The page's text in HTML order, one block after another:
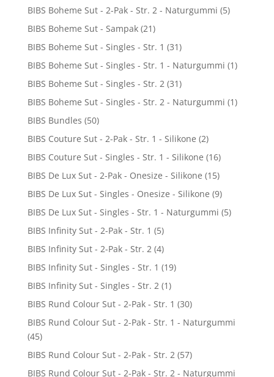
BIBS Boheme Sut - 2-Pak - Str. 2 - Naturgummi (5)
BIBS Boheme Sut - Sampak (21)
BIBS Boheme Sut - Singles - Str. 1 (31)
BIBS Boheme Sut - Singles - Str. 1 - Naturgummi (1)
BIBS Boheme Sut - Singles - Str. 2 (31)
BIBS Boheme Sut - Singles - Str. 2 - Naturgummi (1)
BIBS Bundles (50)
BIBS Couture Sut - 2-Pak - Str. 1 - Silikone (2)
BIBS Couture Sut - Singles - Str. 1 - Silikone (16)
BIBS De Lux Sut - 2-Pak - Onesize - Silikone (15)
BIBS De Lux Sut - Singles - Onesize - Silikone (9)
BIBS De Lux Sut - Singles - Str. 1 - Naturgummi (5)
BIBS Infinity Sut - 2-Pak - Str. 1 (5)
BIBS Infinity Sut - 2-Pak - Str. 2 (4)
BIBS Infinity Sut - Singles - Str. 1 (19)
BIBS Infinity Sut - Singles - Str. 2 (1)
BIBS Rund Colour Sut - 2-Pak - Str. 1 (30)
BIBS Rund Colour Sut - 2-Pak - Str. 1 - Naturgummi
(45)
BIBS Rund Colour Sut - 2-Pak - Str. 2 (57)
BIBS Rund Colour Sut - 2-Pak - Str. 2 - Naturgummi